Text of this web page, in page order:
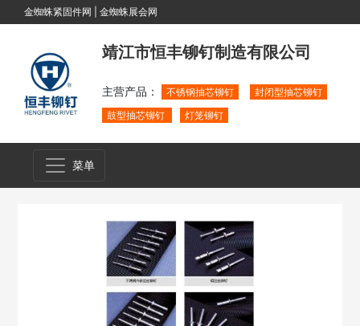
金蜘蛛紧固件网 金蜘蛛展会网
靖江市恒丰铆钉制造有限公司
主营产品： 不锈钢抽芯铆钉
封闭型抽芯铆钉
鼓型抽芯铆钉
灯笼铆钉
菜单